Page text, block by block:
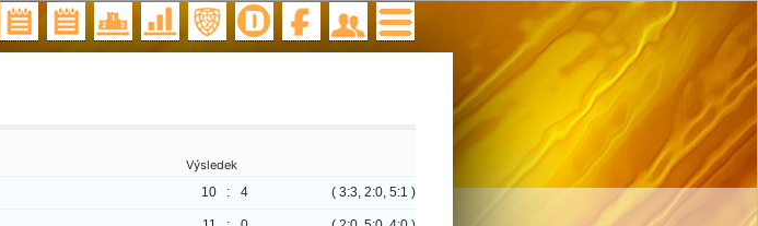
Výsledek
10 : 4 ( 3:3, 2:0, 5:1 )